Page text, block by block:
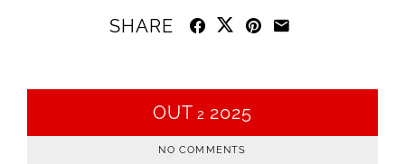
SHARE
OUT 2 2025
NO COMMENTS